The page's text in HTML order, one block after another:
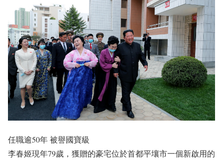
任職逾50年 被譽國寶級
李春姬現年79歲，獲贈的豪宅位於首都平壤市一個新啟用的